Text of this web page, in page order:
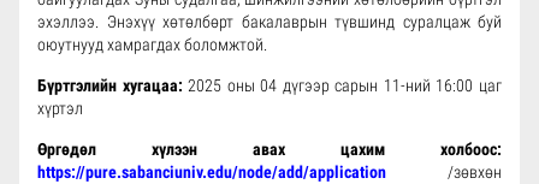
эхэллээ. Энэхүү хөтөлбөрт бакалаврын түвшинд суралцаж буй
оюутнууд хамрагдах боломжтой.
Бүртгэлийн хугацаа: 2025 оны 04 дүгээр сарын 11-ний 16:00 цаг
хүртэл
Өргөдөл хүлээн авах цахим холбоос:
https://pure.sabanciuniv.edu/node/add/application /зөвхөн